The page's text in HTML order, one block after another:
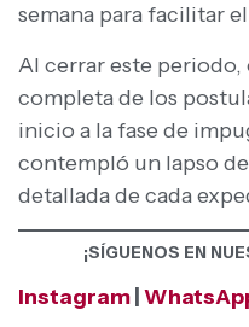
semana para facilitar
Al cerrar este
completa de los
inicio a la fase de
contempló un lapso
detallada de cada
¡SÍGUENOS EN
Instagram